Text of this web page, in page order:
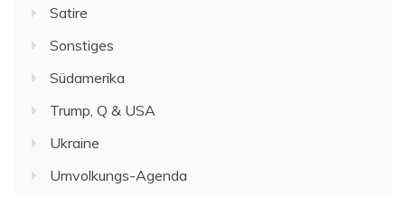
Satire
Sonstiges
Südamerika
Trump, Q & USA
Ukraine
Umvolkungs-Agenda